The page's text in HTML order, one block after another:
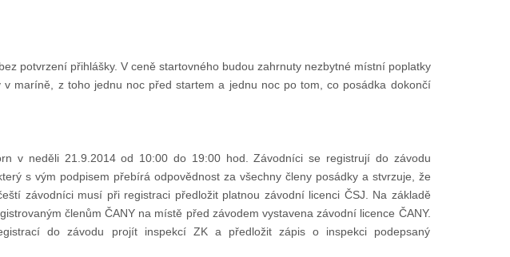
potvrzení přihlášky. V ceně startovného budou zahrnuty nezbytné místní poplatky
maríně, z toho jednu noc před startem a jednu noc po tom, co posádka dokončí
v neděli 21.9.2014 od 10:00 do 19:00 hod. Závodníci se registrují do závodu
s vým podpisem přebírá odpovědnost za všechny členy posádky a stvrzuje, že
závodníci musí při registraci předložit platnou závodní licenci ČSJ. Na základě
členům ČANY na místě před závodem vystavena závodní licence ČANY.
do závodu projít inspekcí ZK a předložit zápis o inspekci podepsaný